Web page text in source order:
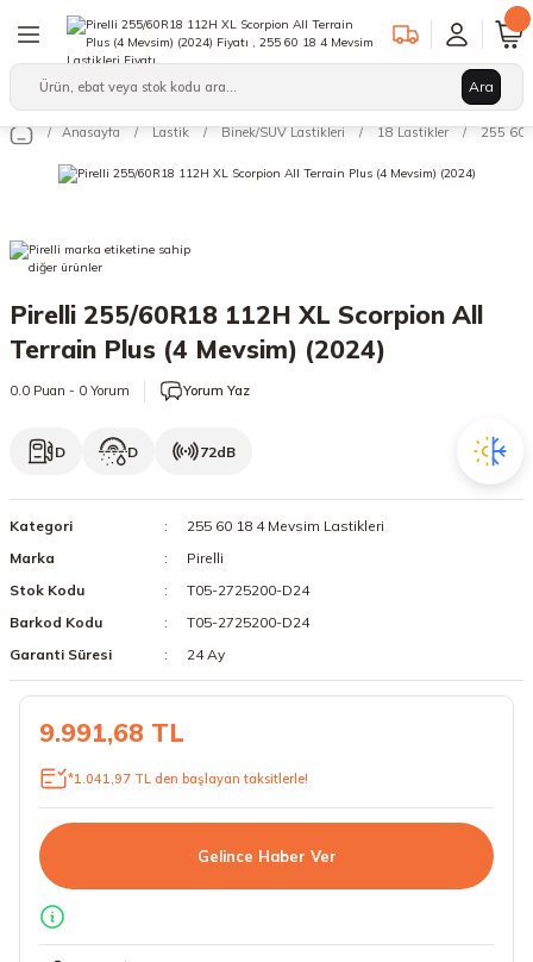
Geri Dön
15 Lastikler
17.5 Lastikler
19 Lastikler
20 Lastikler
23 Lastikler
15 Lastikler
18 Lastikler
Geri Dön
Geri Dön
Ara
Anasayfa Lastik Binek/SUV Lastikleri 18 Lastikler 255 60
Pirelli 255/60R18 112H XL Scorpion All
Terrain Plus (4 Mevsim) (2024)
0.0 Puan - 0 Yorum Yorum Yaz
D D 72dB
Kategori
255 60 18 4 Mevsim Lastikleri
Marka
Pirelli
Stok Kodu
T05-2725200-D24
Barkod Kodu
T05-2725200-D24
Garanti Süresi
24 Ay
9.991,68 TL
*1.041,97 TL den başlayan taksitlerle!
Gelince Haber Ver